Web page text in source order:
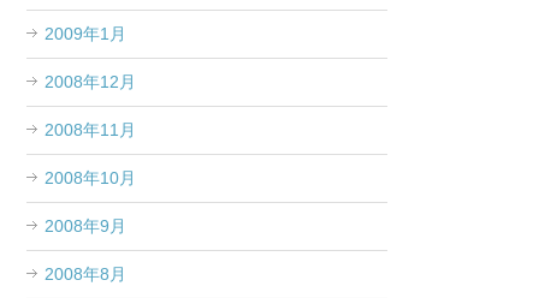
2009年1月
2008年12月
2008年11月
2008年10月
2008年9月
2008年8月